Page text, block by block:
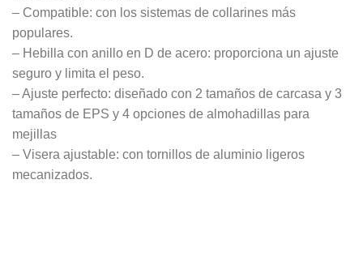
– Compatible: con los sistemas de collarines más
populares.
– Hebilla con anillo en D de acero: proporciona un ajuste
seguro y limita el peso.
– Ajuste perfecto: diseñado con 2 tamaños de carcasa y 3
tamaños de EPS y 4 opciones de almohadillas para
mejillas
– Visera ajustable: con tornillos de aluminio ligeros
mecanizados.